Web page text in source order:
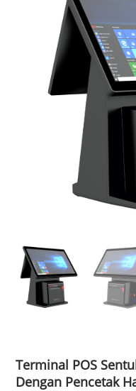
Terminal POS
Dengan Pencetak